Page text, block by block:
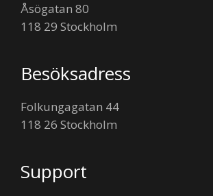
Åsögatan 80
118 29 Stockholm
Besöksadress
Folkungagatan 44
118 26 Stockholm
Support